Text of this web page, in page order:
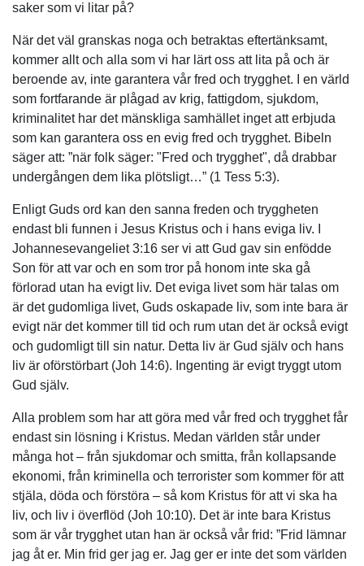
saker som vi litar på?
När det väl granskas noga och betraktas eftertänksamt,
kommer allt och alla som vi har lärt oss att lita på och är
beroende av, inte garantera vår fred och trygghet. I en värld
som fortfarande är plågad av krig, fattigdom, sjukdom,
kriminalitet har det mänskliga samhället inget att erbjuda
som kan garantera oss en evig fred och trygghet. Bibeln
säger att: ”när folk säger: "Fred och trygghet", då drabbar
undergången dem lika plötsligt…” (1 Tess 5:3).
Enligt Guds ord kan den sanna freden och tryggheten
endast bli funnen i Jesus Kristus och i hans eviga liv. I
Johannesevangeliet 3:16 ser vi att Gud gav sin enfödde
Son för att var och en som tror på honom inte ska gå
förlorad utan ha evigt liv. Det eviga livet som här talas om
är det gudomliga livet, Guds oskapade liv, som inte bara är
evigt när det kommer till tid och rum utan det är också evigt
och gudomligt till sin natur. Detta liv är Gud själv och hans
liv är oförstörbart (Joh 14:6). Ingenting är evigt tryggt utom
Gud själv.
Alla problem som har att göra med vår fred och trygghet får
endast sin lösning i Kristus. Medan världen står under
många hot – från sjukdomar och smitta, från kollapsande
ekonomi, från kriminella och terrorister som kommer för att
stjäla, döda och förstöra – så kom Kristus för att vi ska ha
liv, och liv i överflöd (Joh 10:10). Det är inte bara Kristus
som är vår trygghet utan han är också vår frid: ”Frid lämnar
jag åt er. Min frid ger jag er. Jag ger er inte det som världen